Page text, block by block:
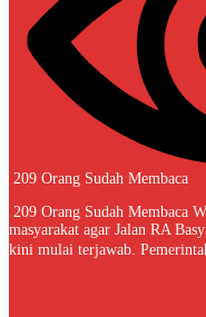
209 Orang Sudah Membaca
209 Orang Sudah Membaca
masyarakat agar Jalan RA
kini mulai terjawab.